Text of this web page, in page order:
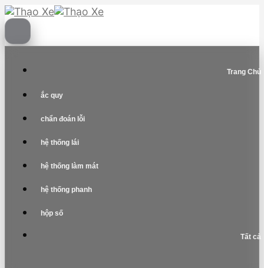
Skip
to
content
Trang Chủ
ắc quy
chẩn đoán lỗi
hệ thống lái
hệ thống làm mát
hệ thống phanh
hộp số
Tất cả